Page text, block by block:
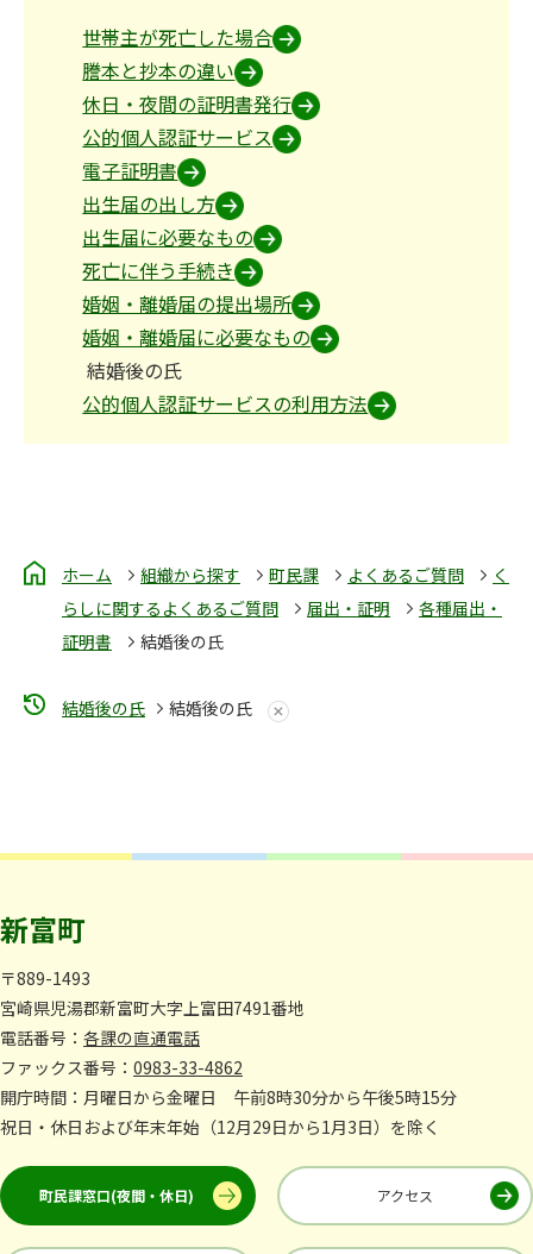
世帯主が死亡した場合
謄本と抄本の違い
休日・夜間の証明書発行
公的個人認証サービス
電子証明書
出生届の出し方
出生届に必要なもの
死亡に伴う手続き
婚姻・離婚届の提出場所
婚姻・離婚届に必要なもの
結婚後の氏
公的個人認証サービスの利用方法
ホーム 組織から探す 町民課 よくあるご質問
く
らしに関するよくあるご質問
届出・証明
各種届出・
証明書
結婚後の氏
結婚後の氏 結婚後の氏
新富町
〒889-1493
宮崎県児湯郡新富町大字上富田7491番地
電話番号： 各課の直通電話
ファックス番号： 0983-33-4862
開庁時間：月曜日から金曜日 午前8時30分から午後5時15分
祝日・休日および年末年始（12月29日から1月3日）を除く
町民課窓口(夜間・休日) アクセス